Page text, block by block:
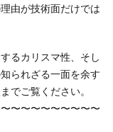
由が技術面だけでは
るカリスマ性、そし
られざる一面を余す
でご覧ください。
〜〜〜〜〜〜〜〜〜